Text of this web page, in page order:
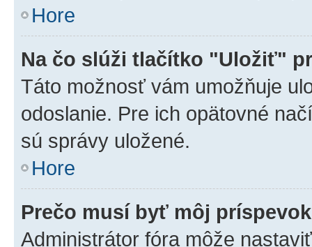
Hore
Na čo slúži tlačítko "Uložiť"
Táto možnosť vám umožňuje
odoslanie. Pre ich opätovné
sú správy uložené.
Hore
Prečo musí byť môj
Administrátor fóra môže